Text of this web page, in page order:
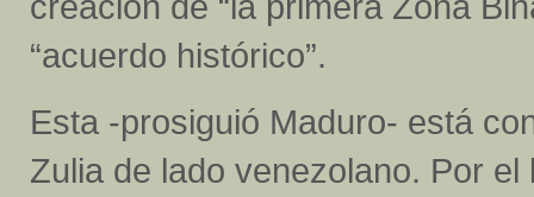
“acuerdo histórico”.
Esta -prosiguió Maduro- está
Zulia de lado venezolano. Por